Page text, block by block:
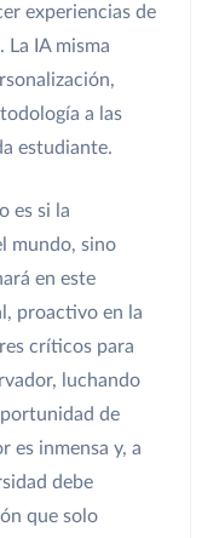
experiencias de
La IA misma
a las
estudiante.
es si la
mundo, sino
en este
proactivo en la
críticos para
luchando
de
es inmensa y, a
debe
que solo